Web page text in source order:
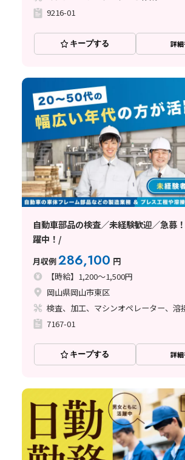
9216-01
キープする 詳
自動車部品の検査／未経験歓迎／急募
躍中！/
月収例286,100 円
【時給】1,200～1,500円
岡山県岡山市東区
検査、加工、マシンオペレーター、溶
7167-01
キープする 詳